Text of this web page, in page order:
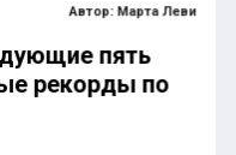
Автор: Марта Леви
пять
рекорды по